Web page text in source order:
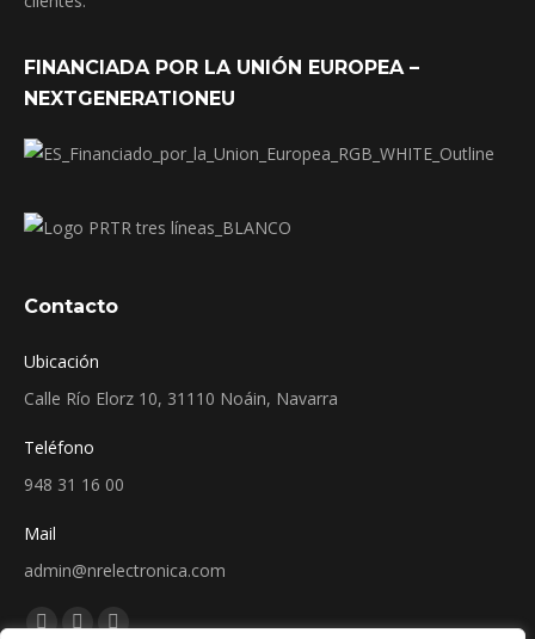
FINANCIADA POR LA UNIÓN EUROPEA –
NEXTGENERATIONEU
Contacto
Ubicación
Calle Río Elorz 10, 31110 Noáin, Navarra
Teléfono
948 31 16 00
Mail
admin@nrelectronica.com
Encuéntranos en: